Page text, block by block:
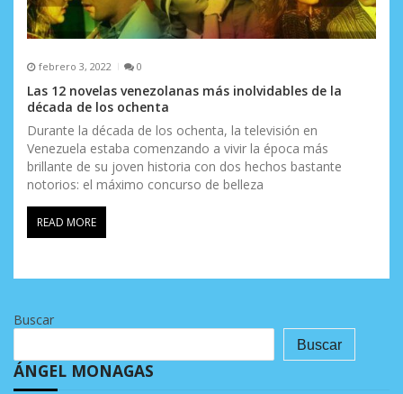
febrero 3, 2022 0
Las 12 novelas venezolanas más inolvidables de la
década de los ochenta
Durante la década de los ochenta, la televisión en
Venezuela estaba comenzando a vivir la época más
brillante de su joven historia con dos hechos bastante
notorios: el máximo concurso de belleza
READ MORE
Buscar
Buscar
ÁNGEL MONAGAS